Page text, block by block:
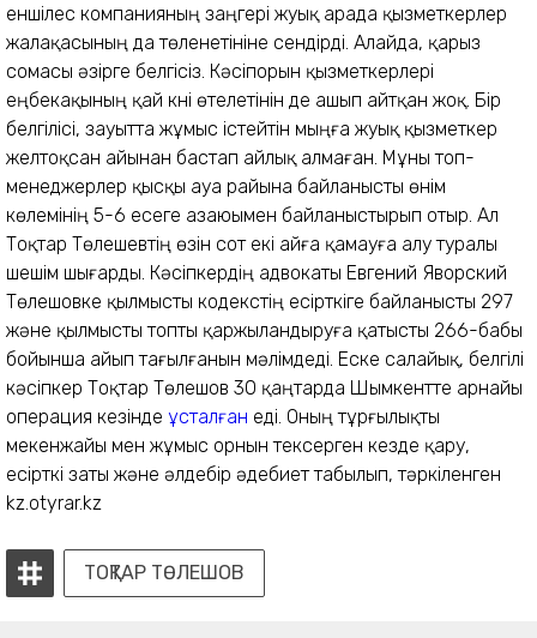
еншілес компанияның заңгері жуық арада қызметкерлер
жалақасының да төленетініне сендірді. Алайда, қарыз
сомасы әзірге белгісіз. Кәсіпорын қызметкерлері
еңбекақының қай күні өтелетінін де ашып айтқан жоқ. Бір
белгілісі, зауытта жұмыс істейтін мыңға жуық қызметкер
желтоқсан айынан бастап айлық алмаған. Мұны топ-
менеджерлер қысқы ауа райына байланысты өнім
көлемінің 5-6 есеге азаюымен байланыстырып отыр. Ал
Тоқтар Төлешевтің өзін сот екі айға қамауға алу туралы
шешім шығарды. Кәсіпкердің адвокаты Евгений Яворский
Төлешовке қылмысты кодекстің есірткіге байланысты 297
және қылмысты топты қаржыландыруға қатысты 266-бабы
бойынша айып тағылғанын мәлімдеді. Еске салайық, белгілі
кәсіпкер Тоқтар Төлешов 30 қаңтарда Шымкентте арнайы
операция кезінде ұсталған еді. Оның тұрғылықты
мекенжайы мен жұмыс орнын тексерген кезде қару,
есірткі заты және әлдебір әдебиет табылып, тәркіленген
kz.otyrar.kz
ТОҚТАР ТӨЛЕШОВ